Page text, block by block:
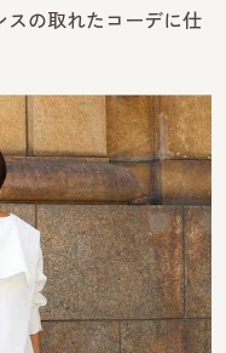
スの取れたコーデに仕